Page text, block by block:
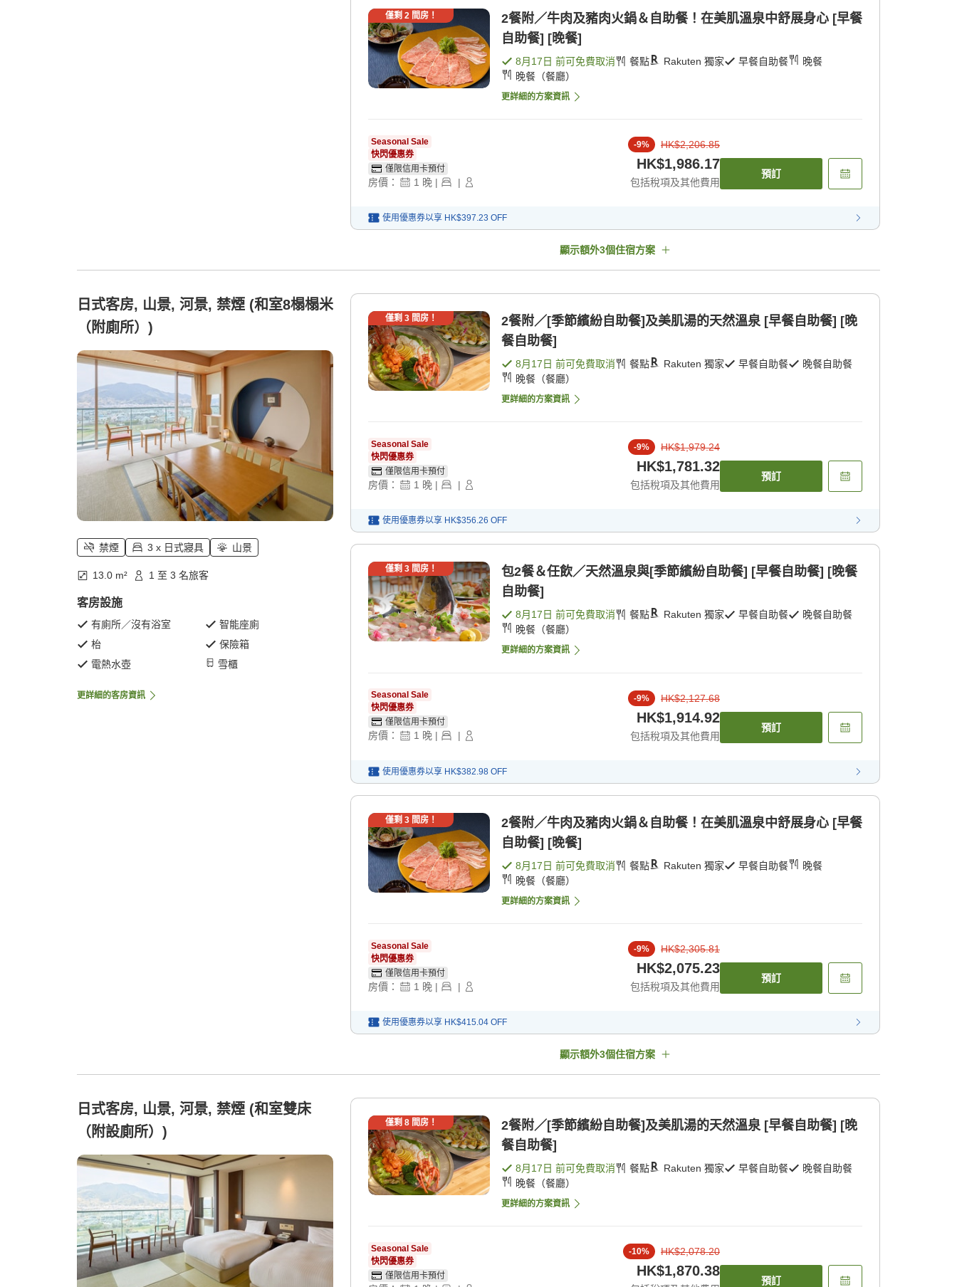
僅剩 2間房！
2餐附／牛肉及豬肉火鍋＆自助餐！在美肌溫泉中舒展身心 [早餐
自助餐] [晚餐]
8月17日 前可免費取消 餐點 Rakuten 獨家 早餐自助餐
晚餐
晚餐（餐廳）
更詳細的方案資訊
Seasonal Sale
快閃優惠券
僅限信用卡預付
房價： 1 晚 | |
-9% HK$2,206.85
HK$1,986.17
包括稅項及其他費用
預訂
使用優惠券以享 HK$397.23 OFF
顯示額外3個住宿方案
日式客房, 山景, 河景, 禁煙 (和室8榻榻米
（附廁所）)
禁煙 3 x 日式寢具 山景
13.0 m² 1 至 3 名旅客
客房設施
有廁所／沒有浴室
智能座廁
枱
保險箱
電熱水壺
雪櫃
更詳細的客房資訊
僅剩 3間房！
2餐附／[季節繽紛自助餐]及美肌湯的天然溫泉 [早餐自助餐] [晚
餐自助餐]
8月17日 前可免費取消 餐點 Rakuten 獨家 早餐自助餐
晚餐自助餐
晚餐（餐廳）
更詳細的方案資訊
Seasonal Sale
快閃優惠券
僅限信用卡預付
房價： 1 晚 | |
-9% HK$1,979.24
HK$1,781.32
包括稅項及其他費用
預訂
使用優惠券以享 HK$356.26 OFF
僅剩 3間房！
包2餐＆任飲／天然溫泉與[季節繽紛自助餐] [早餐自助餐] [晚餐
自助餐]
8月17日 前可免費取消 餐點 Rakuten 獨家 早餐自助餐
晚餐自助餐
晚餐（餐廳）
更詳細的方案資訊
Seasonal Sale
快閃優惠券
僅限信用卡預付
房價： 1 晚 | |
-9% HK$2,127.68
HK$1,914.92
包括稅項及其他費用
預訂
使用優惠券以享 HK$382.98 OFF
僅剩 3間房！
2餐附／牛肉及豬肉火鍋＆自助餐！在美肌溫泉中舒展身心 [早餐
自助餐] [晚餐]
8月17日 前可免費取消 餐點 Rakuten 獨家 早餐自助餐
晚餐
晚餐（餐廳）
更詳細的方案資訊
Seasonal Sale
快閃優惠券
僅限信用卡預付
房價： 1 晚 | |
-9% HK$2,305.81
HK$2,075.23
包括稅項及其他費用
預訂
使用優惠券以享 HK$415.04 OFF
顯示額外3個住宿方案
日式客房, 山景, 河景, 禁煙 (和室雙床
（附設廁所）)
僅剩 8間房！
2餐附／[季節繽紛自助餐]及美肌湯的天然溫泉 [早餐自助餐] [晚
餐自助餐]
8月17日 前可免費取消 餐點 Rakuten 獨家 早餐自助餐
晚餐自助餐
晚餐（餐廳）
更詳細的方案資訊
Seasonal Sale
快閃優惠券
僅限信用卡預付
-10% HK$2,078.20
HK$1,870.38
預訂